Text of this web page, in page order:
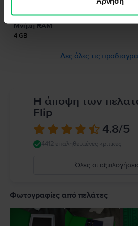
Παρακαλώ διαβάστε το εγχειρίδιο.
Μνήμη RAM
4 GB
Δες όλες τις
Η άποψη των
Flip
4.8/5
4412 επαληθευμένες κριτικές
Όλες οι
4
Φωτογραφίες από πελάτες